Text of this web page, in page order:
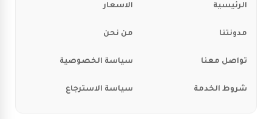
الرئيسية الاسعار
مدونتنا من نحن
تواصل معنا سياسة الخصوصية
شروط الخدمة سياسة الاسترجاع